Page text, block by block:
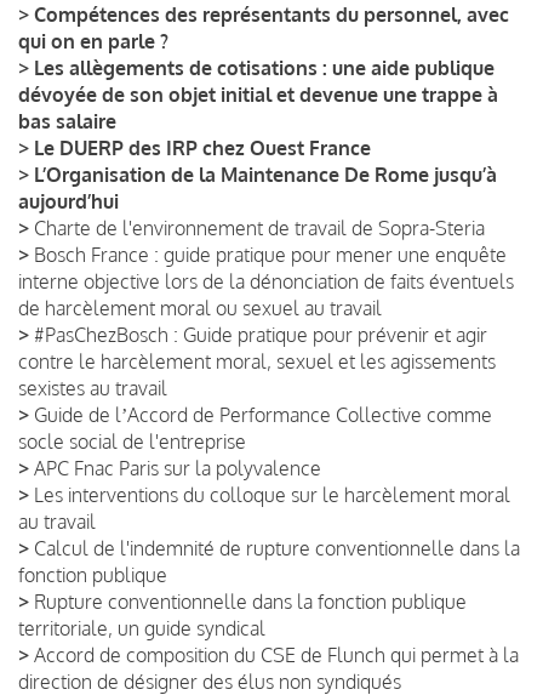
> Compétences des représentants du personnel, avec
qui on en parle ?
> Les allègements de cotisations : une aide publique
dévoyée de son objet initial et devenue une trappe à
bas salaire
> Le DUERP des IRP chez Ouest France
> L’Organisation de la Maintenance De Rome jusqu’à
aujourd’hui
> Charte de l'environnement de travail de Sopra-Steria
> Bosch France : guide pratique pour mener une enquête
interne objective lors de la dénonciation de faits éventuels
de harcèlement moral ou sexuel au travail
> #PasChezBosch : Guide pratique pour prévenir et agir
contre le harcèlement moral, sexuel et les agissements
sexistes au travail
> Guide de lʼAccord de Performance Collective comme
socle social de l'entreprise
> APC Fnac Paris sur la polyvalence
> Les interventions du colloque sur le harcèlement moral
au travail
> Calcul de l'indemnité de rupture conventionnelle dans la
fonction publique
> Rupture conventionnelle dans la fonction publique
territoriale, un guide syndical
> Accord de composition du CSE de Flunch qui permet à la
direction de désigner des élus non syndiqués